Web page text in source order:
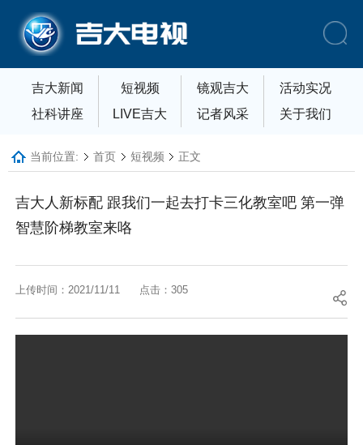
吉大新闻 短视频 镜观吉大
活动实况
社科讲座
LIVE吉大 记者风采 关于我们
当前位置: 首页 短视频 正文
吉大人新标配 跟我们一起去打卡三化教室吧 第一弹
智慧阶梯教室来咯
上传时间：2021/11/11 点击： 305